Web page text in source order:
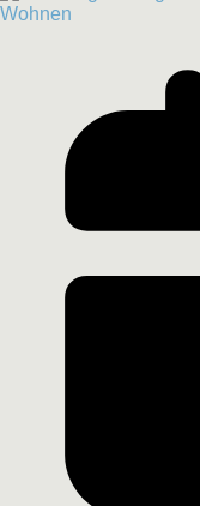
Wohnen